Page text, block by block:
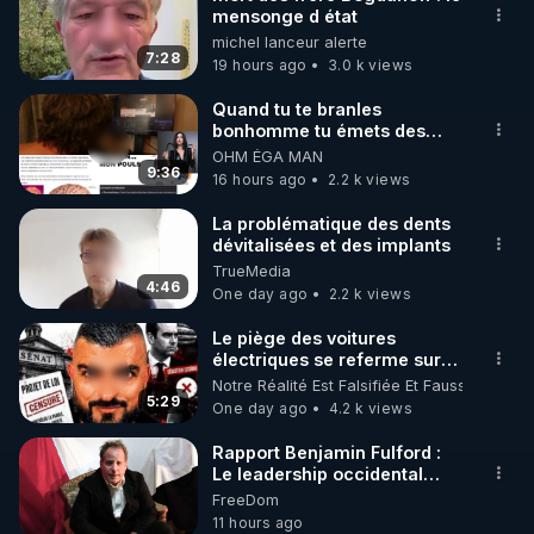
🌱 INSTAGRAM
https://www.instagram.com/rdlr_thierrycasasnovas/
http://rgnr.li/instagram
🌱 LA NEWSLETTER
Pour ne pas rater l’actualité RGNR (stages,
http://rgnr.li/news
🌱 VIDÉOS NON CENSURÉES SUR ODYSEE
Toutes les vidéos Youtube sont aussi sur la
http://rgnr.li/odysee
🌱 LES STAGES EN PRÉSENTIEL
http://rgnr.li/stages
7:28
mensonge d état
michel lanceur alerte
19 hours ago
3.0 k views
9:36
Quand tu te branles
bonhomme tu émets des
ondes ils ont juste omis de
t'expliquer
OHM ÉGA MAN
16 hours ago
2.2 k views
4:46
La problématique des dents
dévitalisées et des implants
TrueMedia
One day ago
2.2 k views
5:29
Le piège des voitures
électriques se referme sur
les usagers !
Notre Réalité Est Falsifiée Et Fausse
One day ago
4.2 k views
Rapport Benjamin Fulford :
Le leadership occidental
dysfonctionnel s’enfonce
dans une spirale infernale
FreeDom
11 hours ago